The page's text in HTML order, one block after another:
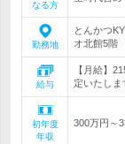
なる方
勤務地
とんかつ
オ北館5階
給与
【月給】
定いたし
初年度
年収
300万円～